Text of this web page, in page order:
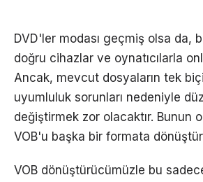
DVD'ler modası geçmiş olsa da,
doğru cihazlar ve oynatıcılarla
Ancak, mevcut dosyaların tek
uyumluluk sorunları nedeniyle
değiştirmek zor olacaktır. Bunun
VOB'u başka bir formata
VOB dönüştürücümüzle bu